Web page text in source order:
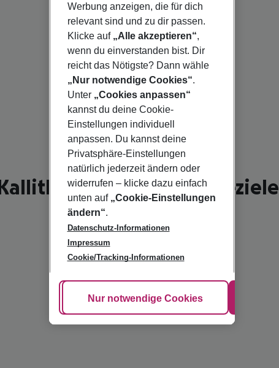
- schönste Reiseziele
Werbung anzeigen, die für dich
relevant sind und zu dir passen.
Klicke auf „Alle akzeptieren“,
wenn du einverstanden bist. Dir
reicht das Nötigste? Dann wähle
„Nur notwendige Cookies“.
Unter „Cookies anpassen“
kannst du deine Cookie-
Einstellungen individuell
anpassen. Du kannst deine
Privatsphäre-Einstellungen
natürlich jederzeit ändern oder
widerrufen – klicke dazu einfach
unten auf „Cookie-Einstellungen
ändern“.
Datenschutz-Informationen
Impressum
Cookie/Tracking-Informationen
Cookie anpassen
Nur notwendige Cookies